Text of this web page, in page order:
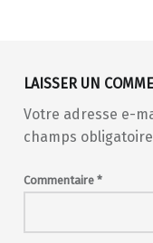
LAISSER UN
Votre adresse e-
champs
Commentaire *